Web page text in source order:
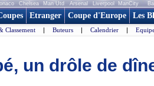
Chelsea Man Utd Arsenal Liverpool ManCity
Etranger Coupe d'Europe Les
Classement | Buteurs | Calendrier |
un drôle de